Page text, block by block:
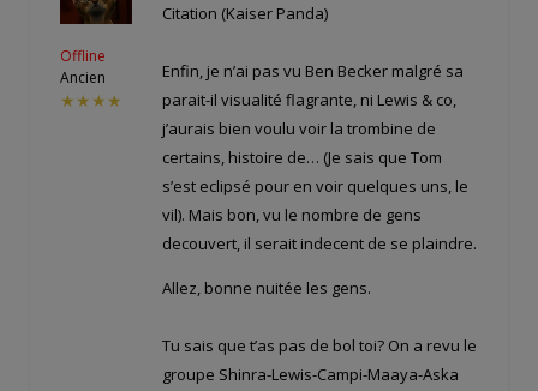
Offline
Ancien
★★★★
Citation (Kaiser Panda)
Enfin, je n’ai pas vu Ben Becker malgré sa
parait-il visualité flagrante, ni Lewis & co,
j’aurais bien voulu voir la trombine de
certains, histoire de… (Je sais que Tom
s’est eclipsé pour en voir quelques uns, le
vil). Mais bon, vu le nombre de gens
decouvert, il serait indecent de se plaindre.
Allez, bonne nuitée les gens.
Tu sais que t’as pas de bol toi? On a revu le
groupe Shinra-Lewis-Campi-Maaya-Aska